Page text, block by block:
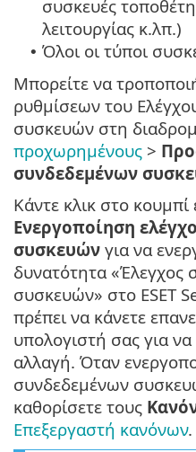
συσκευές
λειτουργίας κ.λπ.)
• Όλοι οι τύποι
Μπορείτε να
ρυθμίσεων του
συσκευών στη
προχωρημένους >
συνδεδεμένων
Κάντε κλικ στο κουμπί
Ενεργοποίηση
συσκευών για να
δυνατότητα «Έλεγχος
συσκευών» στο ESET
πρέπει να κάνετε
υπολογιστή σας για
αλλαγή. Όταν
συνδεδεμένων
καθορίσετε τους
Επεξεργαστή κανόνων.